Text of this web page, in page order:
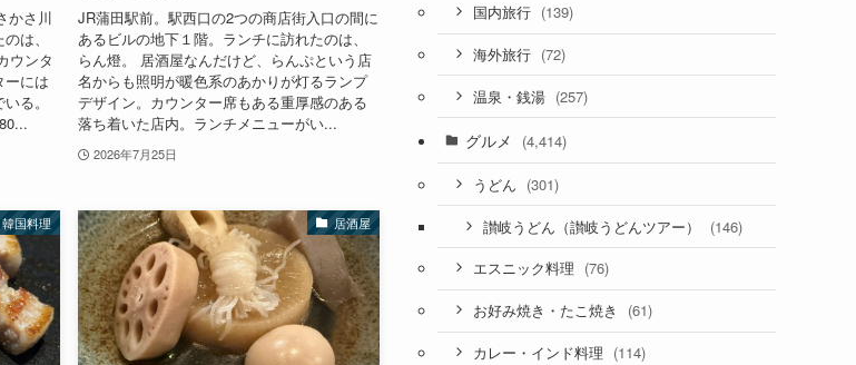
かさ川
は、
ウンタ
ーには
る。
JR蒲田駅前。駅西口の2つの商店街入口の間に
あるビルの地下１階。ランチに訪れたのは、
らん燈。 居酒屋なんだけど、らんぷという店
名からも照明が暖色系のあかりが灯るランプ
デザイン。カウンター席もある重厚感のある
落ち着いた店内。ランチメニューがい...
2026年7月25日
韓国料理 居酒屋
国内旅行 (139)
海外旅行 (72)
温泉・銭湯 (257)
グルメ (4,414)
うどん (301)
讃岐うどん（讃岐うどんツアー） (146)
エスニック料理 (76)
お好み焼き・たこ焼き (61)
カレー・インド料理 (114)